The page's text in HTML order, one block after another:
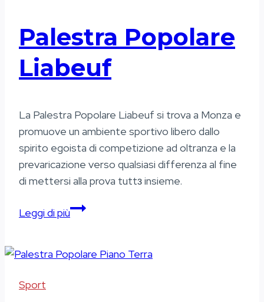
Palestra Popolare
Liabeuf
La Palestra Popolare Liabeuf si trova a Monza e
promuove un ambiente sportivo libero dallo
spirito egoista di competizione ad oltranza e la
prevaricazione verso qualsiasi differenza al fine
di mettersi alla prova tuttз insieme.
Leggi di piùPalestra
Sport